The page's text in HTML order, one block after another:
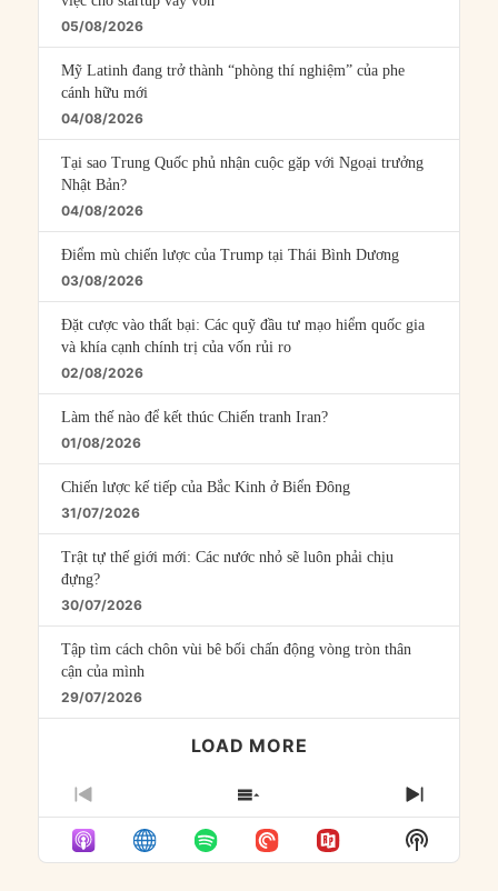
05/08/2026
Mỹ Latinh đang trở thành “phòng thí nghiệm” của phe
cánh hữu mới
04/08/2026
Tại sao Trung Quốc phủ nhận cuộc gặp với Ngoại trưởng
Nhật Bản?
04/08/2026
Điểm mù chiến lược của Trump tại Thái Bình Dương
03/08/2026
Đặt cược vào thất bại: Các quỹ đầu tư mạo hiểm quốc gia
và khía cạnh chính trị của vốn rủi ro
02/08/2026
Làm thế nào để kết thúc Chiến tranh Iran?
01/08/2026
Chiến lược kế tiếp của Bắc Kinh ở Biển Đông
31/07/2026
Trật tự thế giới mới: Các nước nhỏ sẽ luôn phải chịu
đựng?
30/07/2026
Tập tìm cách chôn vùi bê bối chấn động vòng tròn thân
cận của mình
29/07/2026
LOAD MORE
PREVIOUS
EPISODE
SHOW
EPISODES
LIST
NEXT
Show
Podcast